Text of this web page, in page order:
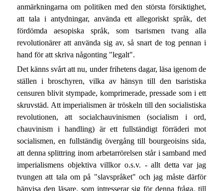
anmärkningarna om politiken med den största försiktighet,
att tala i antydningar, använda ett allegoriskt språk, det
fördömda aesopiska språk, som tsarismen tvang alla
revolutionärer att använda sig av, så snart de tog pennan i
hand för att skriva någonting "legalt".
Det känns svårt att nu, under frihetens dagar, läsa igenom de
ställen i broschyren, vilka av hänsyn till den tsaristiska
censuren blivit stympade, komprimerade, pressade som i ett
skruvstäd. Att imperialismen är tröskeln till den socialistiska
revolutionen, att socialchauvinismen (socialism i ord,
chauvinism i handling) är ett fullständigt förräderi mot
socialismen, en fullständig övergång till bourgeoisins sida,
att denna splittring inom arbetarrörelsen står i samband med
imperialismens objektiva villkor o.s.v. - allt detta var jag
tvungen att tala om på "slavspråket" och jag måste därför
hänvisa den läsare, som intresserar sig för denna fråga, till